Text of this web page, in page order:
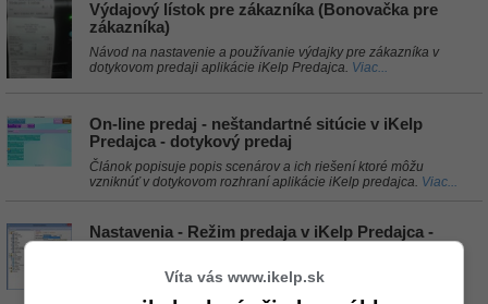
Výdajový lístok pre zákazníka (Bonovačka pre
zákazníka)
Návod na nastavenie a používanie výdajky pre zákazníka v
dotykovom predaji aplikácie iKelp Predajca. Viac...
On-line predaj - neštandartné sitúcie v iKelp
Predajca - dotykový predaj
Článok popisuje popis scenárov a ich riešení ktoré môžu
vzniknúť v dotykovom rozhraní aplikácie iKelp predajca. Viac...
Nastavenia - Režim predaja v iKelp Predajca -
Článok popisuje zmenu režimu (zamerania) práce na
predajnom mieste a z toho vyplývajúce nastaenia zobrazenia
Víta vás www.ikelp.sk